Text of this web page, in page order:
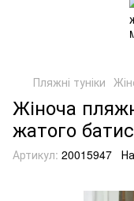
Пляжні туніки
Жіноча
жатого
Артикул: 20015947